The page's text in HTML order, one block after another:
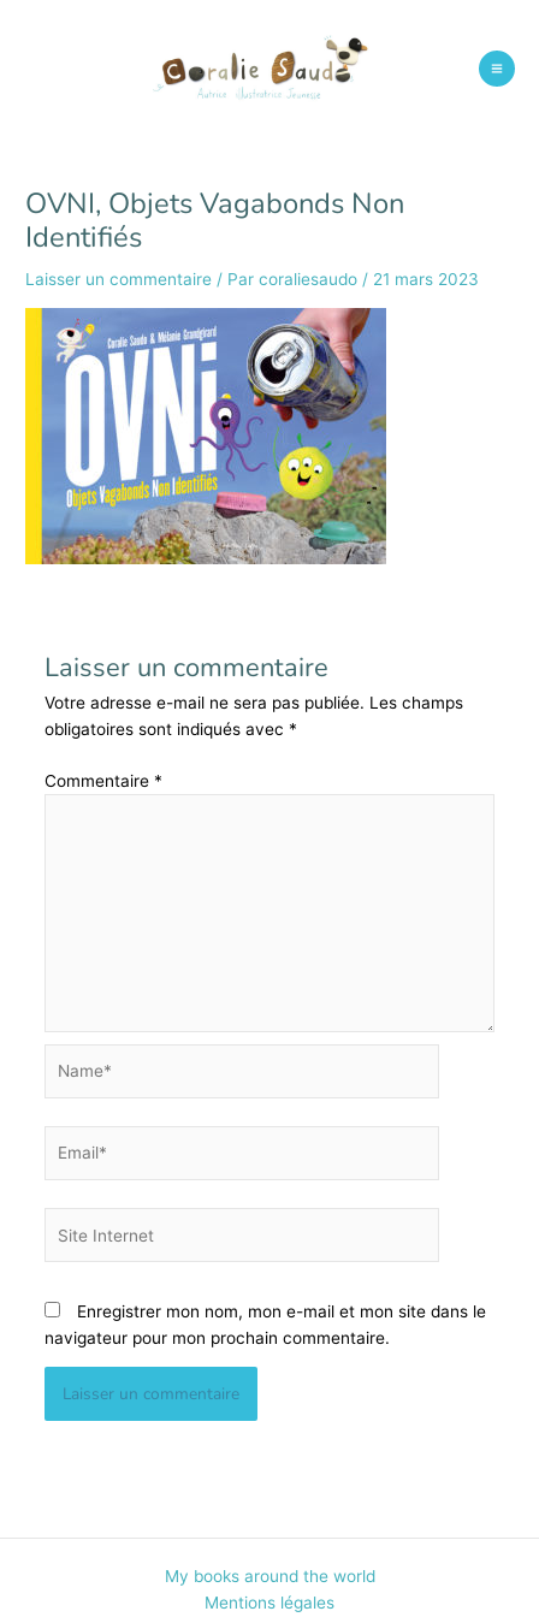
OVNI, Objets Vagabonds Non
Identifiés
Laisser un commentaire / Parcoraliesaudo / 21 mars 2023
Laisser un commentaire
Votre adresse e-mail ne sera pas publiée. Les champs
obligatoires sont indiqués avec *
Commentaire *
Internet
Enregistrer mon nom, mon e-mail et mon site dans le
navigateur pour mon prochain commentaire.
My books around the world
Mentions légales